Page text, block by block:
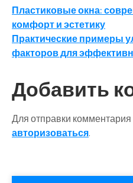
Навигация
по
записям
Пластиковые окна:
комфорт и эстетику
Практические примеры
факторов для
Добавить
Для отправки
авторизоваться.